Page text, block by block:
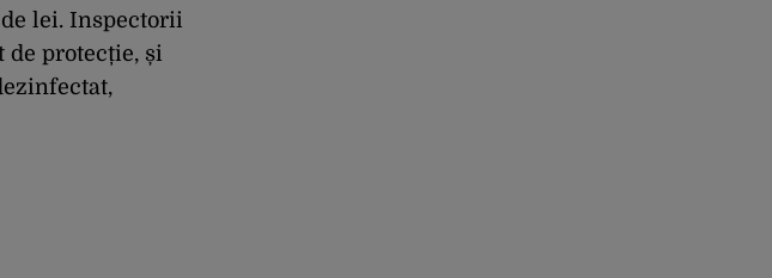
lei. Inspectorii
de protecție, și